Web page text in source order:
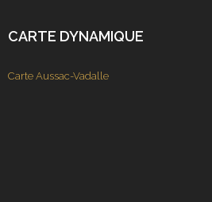
CARTE DYNAMIQUE
Carte Aussac-Vadalle